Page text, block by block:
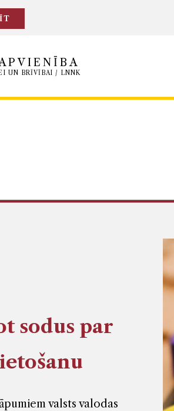
UN BRĪVĪBAI / LNNK
sodus par
valsts valodas